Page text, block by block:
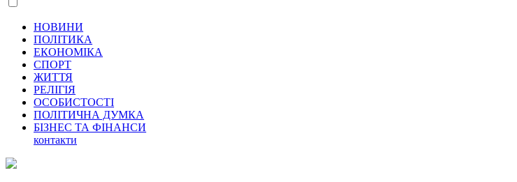
НОВИНИ
ПОЛІТИКА
ЕКОНОМІКА
СПОРТ
ЖИТТЯ
РЕЛІГІЯ
ОСОБИСТОСТІ
ПОЛІТИЧНА ДУМКА
БІЗНЕС ТА ФІНАНСИ
контакти